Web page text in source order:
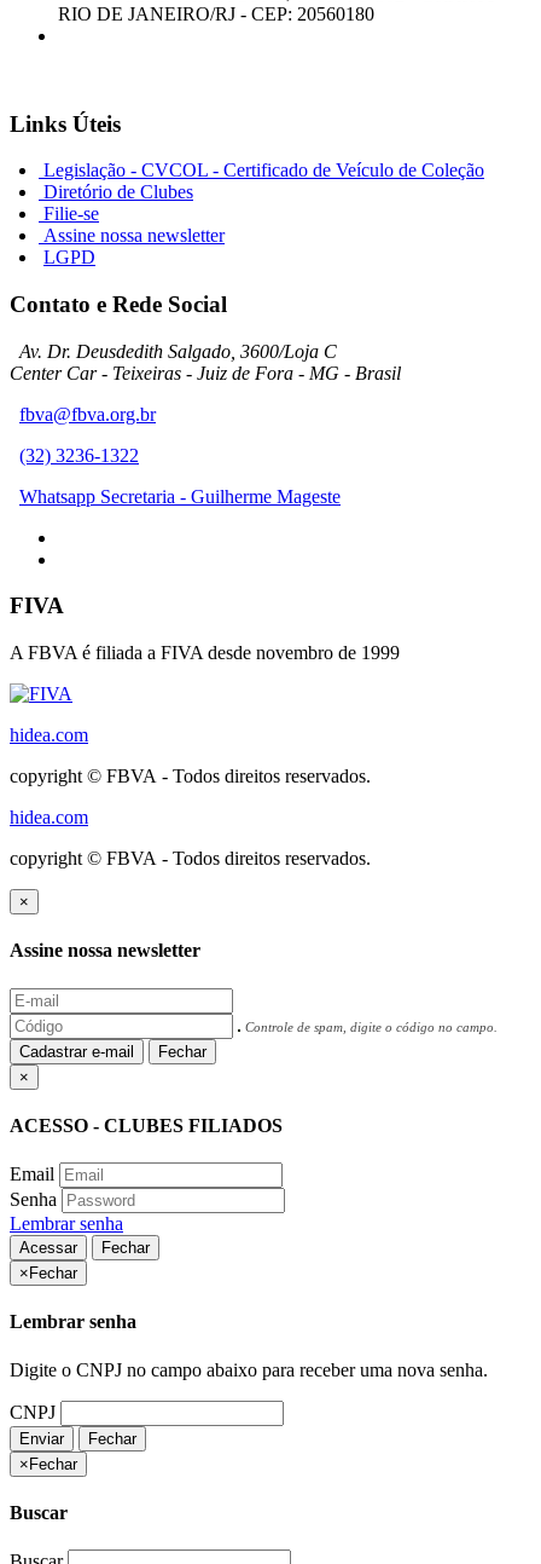
RIO DE JANEIRO/RJ - CEP: 20560180
Links Úteis
Legislação - CVCOL - Certificado de Veículo de Coleção
Diretório de Clubes
Filie-se
Assine nossa newsletter
LGPD
Contato e Rede Social
Av. Dr. Deusdedith Salgado, 3600/Loja C
Center Car - Teixeiras - Juiz de Fora - MG - Brasil
fbva@fbva.org.br
(32) 3236-1322
Whatsapp Secretaria - Guilherme Mageste
FIVA
A FBVA é filiada a FIVA desde novembro de 1999
hidea.com
copyright © FBVA - Todos direitos reservados.
hidea.com
copyright © FBVA - Todos direitos reservados.
×
Assine nossa newsletter
Controle de spam, digite o código no campo.
Cadastrar e-mail
Fechar
×
ACESSO - CLUBES FILIADOS
Email
Senha
Lembrar senha
Acessar
Fechar
× Fechar
Lembrar senha
Digite o CNPJ no campo abaixo para receber uma nova senha.
CNPJ
Enviar
Fechar
×Fechar
Buscar